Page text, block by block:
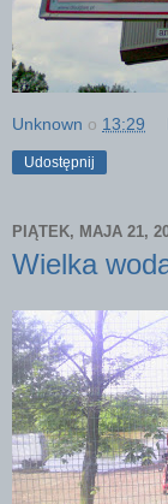
Unknown o 13:29
Udostępnij
PIĄTEK, MAJA 21,
Wielka